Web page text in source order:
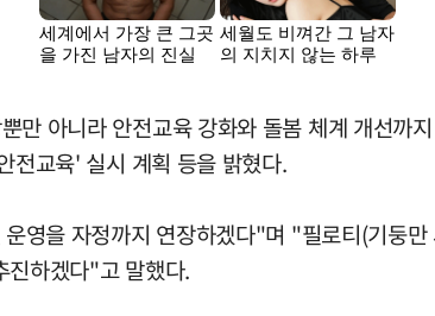
만 아니라 안전교육 강화와 돌봄 체계 개선
전교육' 실시 계획 등을 밝혔다.
영을 자정까지 연장하겠다"며 "필로티(기둥
진하겠다"고 말했다.